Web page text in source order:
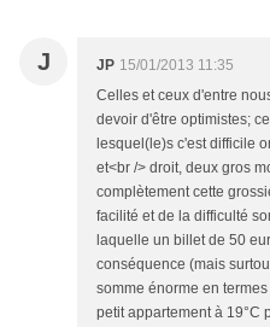
J JP 15/01/2013 11:35
Celles et ceux d'entre
devoir d'être optimistes;
lesquel(le)s c'est difficile
et<br /> droit, deux gros
complètement cette
facilité et de la difficulté
laquelle un billet de 50
conséquence (mais
somme énorme en
petit appartement à 19°C